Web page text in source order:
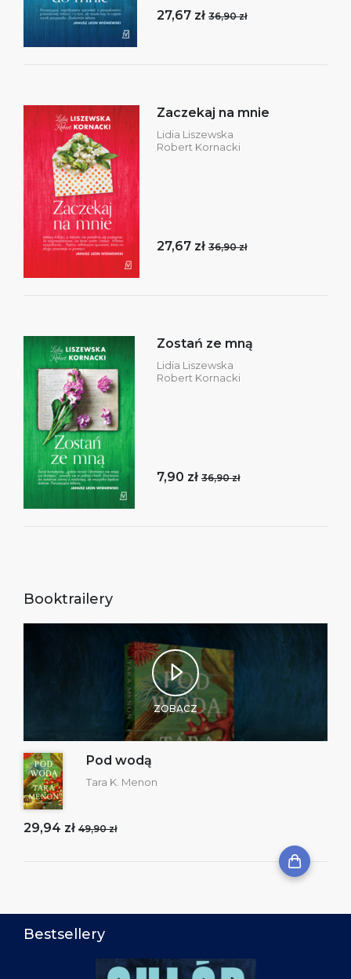
27,67 zł 36,90 zł
Zaczekaj na mnie
Lidia Liszewska
Robert Kornacki
27,67 zł 36,90 zł
Zostań ze mną
Lidia Liszewska
Robert Kornacki
7,90 zł 36,90 zł
Booktrailery
ZOBACZ
Pod wodą
Tara K. Menon
29,94 zł 49,90 zł
Bestsellery